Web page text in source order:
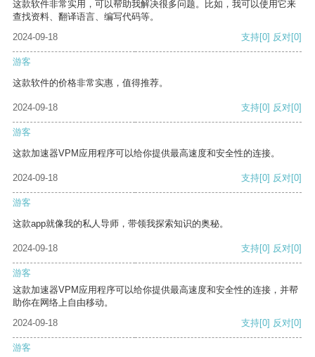
这款软件非常实用，可以帮助我解决很多问题。比如，我可以使用它来
查找资料、翻译语言、编写代码等。
2024-09-18
支持[0] 反对[0]
游客
这款软件的价格非常实惠，值得推荐。
2024-09-18 支持[0] 反对[0]
游客
这款加速器VPM应用程序可以给你提供最高速度和安全性的连接。
2024-09-18 支持[0] 反对[0]
游客
这款app就像我的私人导师，带领我探索知识的奥秘。
2024-09-18 支持[0] 反对[0]
游客
这款加速器VPM应用程序可以给你提供最高速度和安全性的连接，并帮
助你在网络上自由移动。
2024-09-18
支持[0] 反对[0]
游客